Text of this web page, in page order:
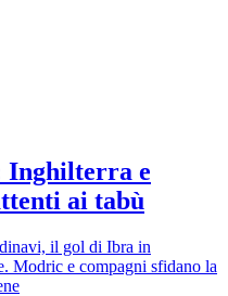
Inghilterra e
ai tabù
il gol di Ibra in
Modric e compagni sfidano la